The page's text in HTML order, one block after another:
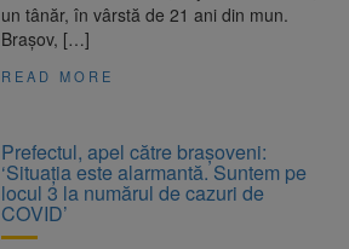
un tânăr, în vârstă de 21 ani din mun.
Brașov, […]
READ MORE
Prefectul, apel către brașoveni:
‘Situația este alarmantă. Suntem pe
locul 3 la numărul de cazuri de
COVID’